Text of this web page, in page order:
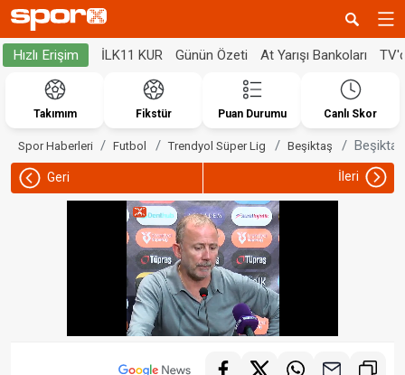
Hızlı Erişim İLK11 KUR Günün Özeti At Yarışı Bankoları
Takımım Fikstür Puan Durumu Canlı Skor
Spor Haberleri Futbol Trendyol Süper Lig Beşiktaş
Geri İleri